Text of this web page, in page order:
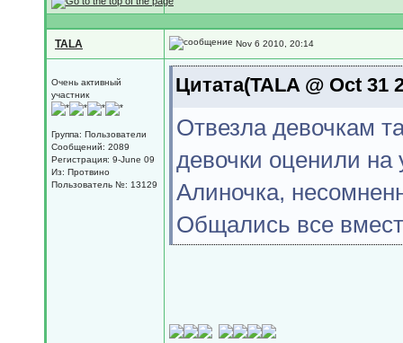
TALA Nov 6 2010, 20:14
Очень активный
участник
Группа: Пользователи
Сообщений: 2089
Регистрация: 9-June 09
Из: Протвино
Пользователь №: 13129
Цитата(TALA @ Oct 31
Отвезла девочкам
девочки оценили
Алиночка,
Общались все